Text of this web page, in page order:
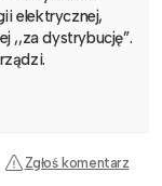
elektrycznej,
,,za dystrybucję”.
Zgłoś komentarz